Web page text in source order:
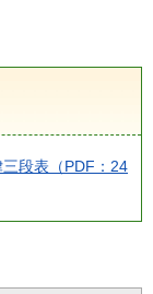
段表（PDF：24